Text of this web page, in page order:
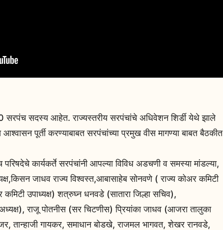
सरपंच सदस्य आहेत. राज्यस्तरीय सरपंचांचे अधिवेशन शिर्डी येथे झाले
आश्वासन पूर्ती करण्याबाबत सरपंचांच्या प्रमुख वीस मागण्या बाबत बैठकीत
कार्यकर्ते सरपंचांनी आपल्या विविध अडचणी व समस्या मांडल्या,
जाधव राज्य विश्वस्त,आबासाहेब सोनवणे ( राज्य कोअर कमिटी
उपाध्यक्ष) शत्रुघ्न धनवडे (सातारा जिल्हा सचिव),
अध्यक्ष), राजू पोतनीस (सर चिटणीस) प्रियांका जाधव (आजरा तालुका
तान्हाजी गायकर, समाधान बोडखे, राजमल भागवत, शेखर रानवडे,